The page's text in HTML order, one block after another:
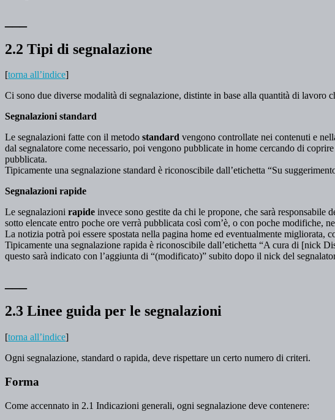
2.2 Tipi di segnalazione
[torna all’indice]
Ci sono due diverse modalità di segnalazione, distinte in base alla quantità di
Segnalazioni standard
Le segnalazioni fatte con il metodo standard vengono controllate nei contenuti e
dal segnalatore come necessario, poi vengono pubblicate in home cercando di
pubblicata.
Tipicamente una segnalazione standard è riconoscibile dall’etichetta “Su
Segnalazioni rapide
Le segnalazioni rapide invece sono gestite da chi le propone, che sarà
sotto elencate entro poche ore verrà pubblicata così com’è, o con poche modifiche,
La notizia potrà poi essere spostata nella pagina home ed eventualmente
Tipicamente una segnalazione rapida è riconoscibile dall’etichetta “A cura di [nick
questo sarà indicato con l’aggiunta di “(modificato)” subito dopo il nick del
2.3 Linee guida per le segnalazioni
[torna all’indice]
Ogni segnalazione, standard o rapida, deve rispettare un certo numero di criteri.
Forma
Come accennato in 2.1 Indicazioni generali, ogni segnalazione deve contenere: